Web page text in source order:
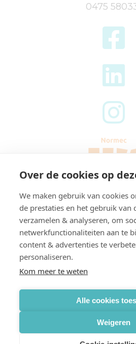
Over de cookies op
We maken gebruik van cookies
de prestaties en het gebruik van
verzamelen & analyseren, om
netwerkfunctionaliteiten aan te
content & advertenties te
personaliseren.
Kom meer te weten
Alle cookies
Weigeren
0475